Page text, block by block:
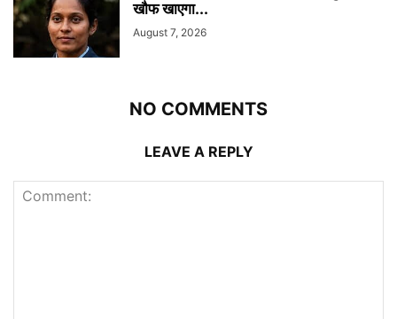
खौफ खाएगा...
August 7, 2026
NO COMMENTS
LEAVE A REPLY